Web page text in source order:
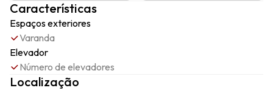
Características
Espaços exteriores
Varanda
Elevador
Número de elevadores
Localização